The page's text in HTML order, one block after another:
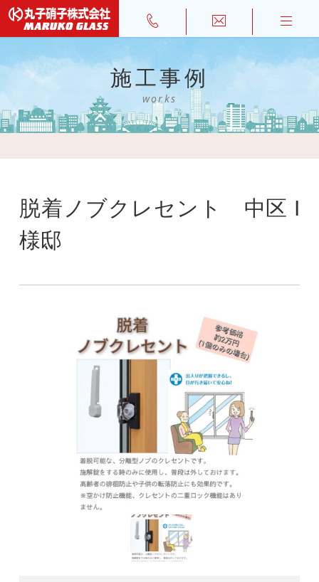
施工事例
works
脱着ノブクレセント 中区 I
様邸